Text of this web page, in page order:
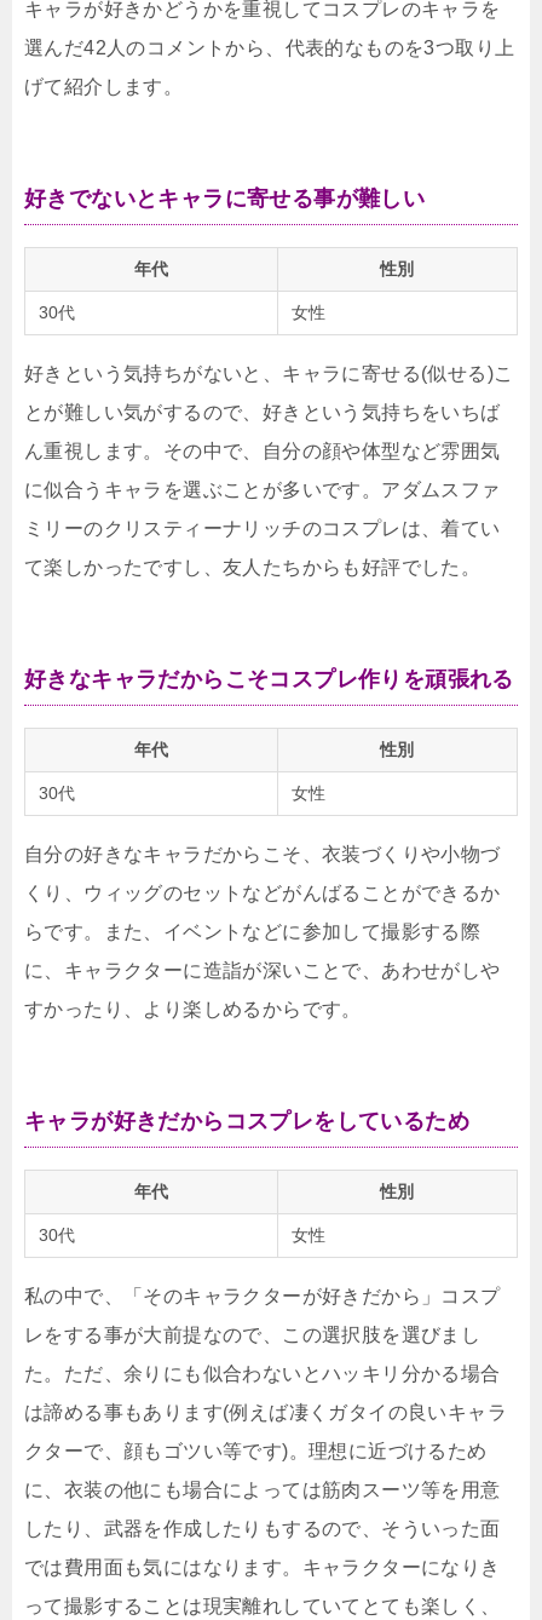
キャラが好きかどうかを重視してコスプレのキャラを
選んだ42人のコメントから、代表的なものを3つ取り上
げて紹介します。
好きでないとキャラに寄せる事が難しい
年代 性別
30代 女性
好きという気持ちがないと、キャラに寄せる(似せる)こ
とが難しい気がするので、好きという気持ちをいちば
ん重視します。その中で、自分の顔や体型など雰囲気
に似合うキャラを選ぶことが多いです。アダムスファ
ミリーのクリスティーナリッチのコスプレは、着てい
て楽しかったですし、友人たちからも好評でした。
好きなキャラだからこそコスプレ作りを頑張れる
年代 性別
30代 女性
自分の好きなキャラだからこそ、衣装づくりや小物づ
くり、ウィッグのセットなどがんばることができるか
らです。また、イベントなどに参加して撮影する際
に、キャラクターに造詣が深いことで、あわせがしや
すかったり、より楽しめるからです。
キャラが好きだからコスプレをしているため
年代 性別
30代 女性
私の中で、「そのキャラクターが好きだから」コスプ
レをする事が大前提なので、この選択肢を選びまし
た。ただ、余りにも似合わないとハッキリ分かる場合
は諦める事もあります(例えば凄くガタイの良いキャラ
クターで、顔もゴツい等です)。理想に近づけるため
に、衣装の他にも場合によっては筋肉スーツ等を用意
したり、武器を作成したりもするので、そういった面
では費用面も気にはなります。キャラクターになりき
って撮影することは現実離れしていてとても楽しく、